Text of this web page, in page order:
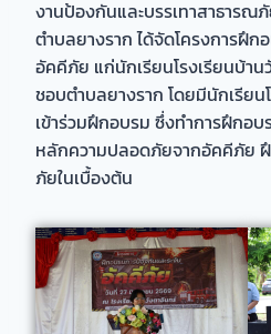
งานป้องกันและบรรเทาสาธารณ
ตำบลยางราก ได้จัดโครงการฝึก
อัคคีภัย แก่นักเรียนโรงเรียนบ้า
ชอบตำบลยางราก โดยมีนักเรียน
เข้าร่วมฝึกอบรม ซึ่งทำการฝึกอบ
หลักความปลอดภัยจากอัคคีภัย
ภัยในเบื้องต้น